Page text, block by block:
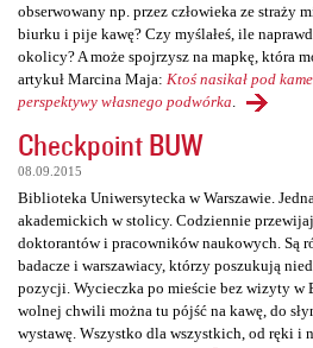
obserwowany np. przez człowieka ze straży
biurku i pije kawę? Czy myślałeś, ile
okolicy? A może spojrzysz na mapkę, która
artykuł Marcina Maja: Ktoś nasikał pod
perspektywy własnego podwórka
Checkpoint BUW
08.09.2015
Biblioteka Uniwersytecka w Warszawie.
akademickich w stolicy. Codziennie
doktorantów i pracowników naukowych. Są
badacze i warszawiacy, którzy poszukują
pozycji. Wycieczka po mieście bez wizyty w
wolnej chwili można tu pójść na kawę, do
wystawę. Wszystko dla wszystkich, od ręki i